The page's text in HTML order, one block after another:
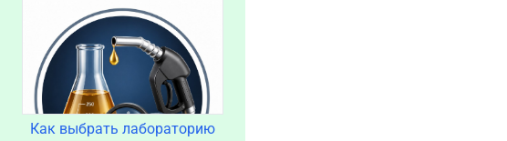
Как выбрать лабораторию